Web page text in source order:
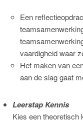
Een
vaardigheid waar
Het maken van
aan de slag gaat
Leerstap Kennis
Kies een theoretisch